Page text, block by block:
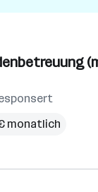
monatlich